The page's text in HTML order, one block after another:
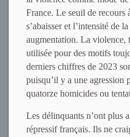
France. Le seuil de recours
s’abaisser et l’intensité de
augmentation. La violence,
utilisée pour des motifs
derniers chiffres de 2023
puisqu’il y a une agression
quatorze homicides ou
Les délinquants n’ont plus
répressif français. Ils ne